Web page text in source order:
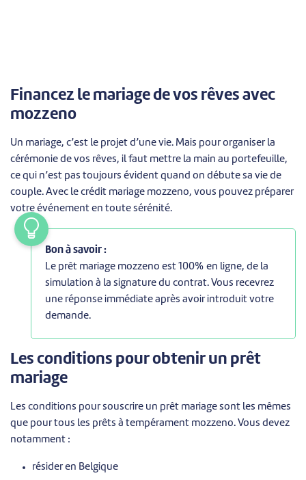
Financez le mariage de vos rêves avec
mozzeno
Un mariage, c’est le projet d’une vie. Mais pour organiser la
cérémonie de vos rêves, il faut mettre la main au portefeuille,
ce qui n’est pas toujours évident quand on débute sa vie de
couple. Avec le crédit mariage mozzeno, vous pouvez préparer
votre événement en toute sérénité.
Bon à savoir :
Le prêt mariage mozzeno est 100% en ligne, de la
simulation à la signature du contrat. Vous recevrez
une réponse immédiate après avoir introduit votre
demande.
Les conditions pour obtenir un prêt
mariage
Les conditions pour souscrire un prêt mariage sont les mêmes
que pour tous les prêts à tempérament mozzeno. Vous devez
notamment :
résider en Belgique